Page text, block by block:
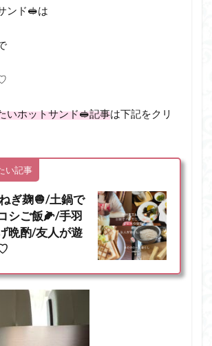
ンド🥪は
いホットサンド🥪記事は下記をクリ
い記事
ぎ麹🧅/土鍋で
シご飯🌽/手羽
晩酌/友人が遊